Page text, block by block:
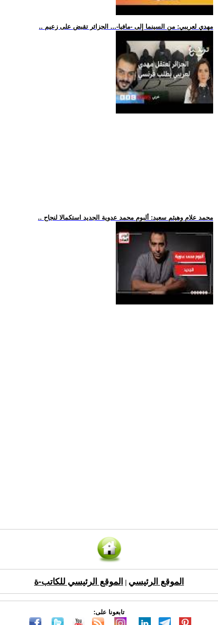
.. مهدي لعريبي: من السينما إلى -مافيا-... الجزائر تقبض على زعيم
.. محمد علام وهيثم سعيد: ألبوم محمد عدوية الجديد استكمالا لنجاح
الموقع الرئيسي الموقع الرئيسي للكاتب-ة
تابعونا على: